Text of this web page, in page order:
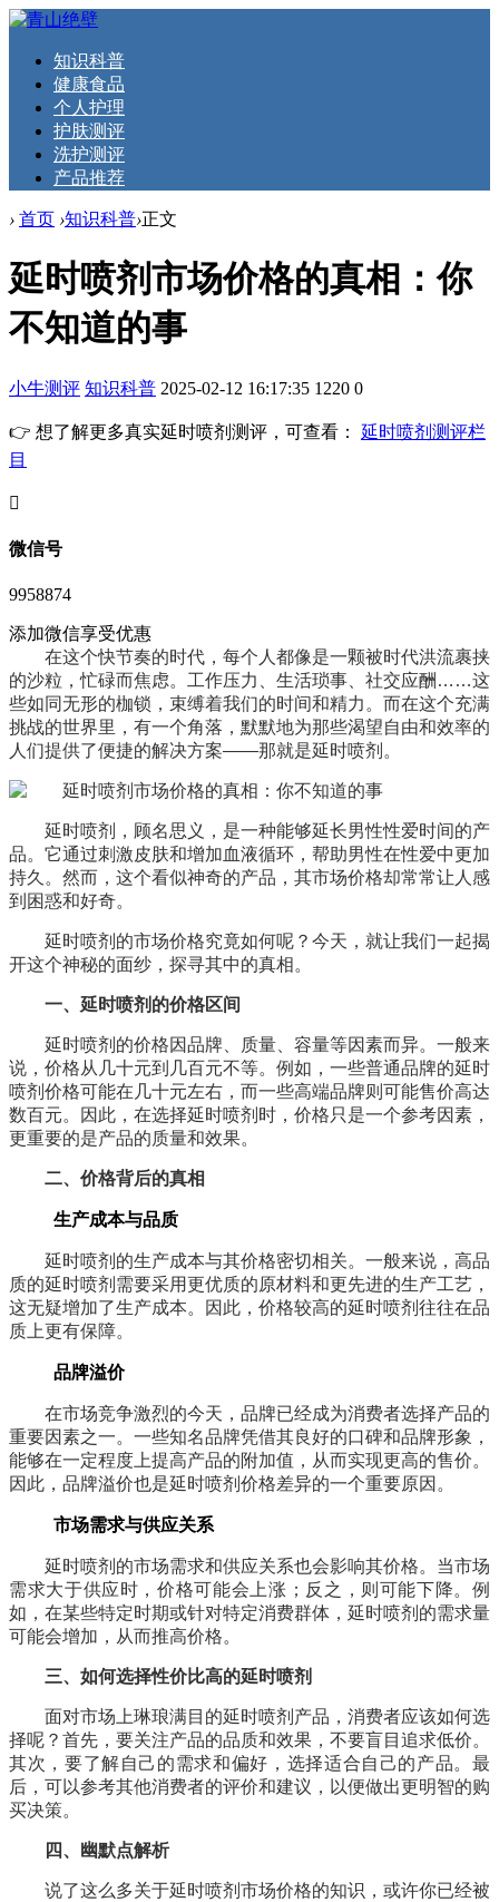
知识科普
健康食品
个人护理
护肤测评
洗护测评
产品推荐
› 首页 ›知识科普›正文
延时喷剂市场价格的真相：你
不知道的事
小牛测评 知识科普 2025-02-12 16:17:35 1220 0
👉 想了解更多真实延时喷剂测评，可查看： 延时喷剂测评栏
目
󦘖
微信号
9958874
添加微信享受优惠
在这个快节奏的时代，每个人都像是一颗被时代洪流裹挟
的沙粒，忙碌而焦虑。工作压力、生活琐事、社交应酬……这
些如同无形的枷锁，束缚着我们的时间和精力。而在这个充满
挑战的世界里，有一个角落，默默地为那些渴望自由和效率的
人们提供了便捷的解决方案——那就是延时喷剂。
延时喷剂，顾名思义，是一种能够延长男性性爱时间的产
品。它通过刺激皮肤和增加血液循环，帮助男性在性爱中更加
持久。然而，这个看似神奇的产品，其市场价格却常常让人感
到困惑和好奇。
延时喷剂的市场价格究竟如何呢？今天，就让我们一起揭
开这个神秘的面纱，探寻其中的真相。
一、延时喷剂的价格区间
延时喷剂的价格因品牌、质量、容量等因素而异。一般来
说，价格从几十元到几百元不等。例如，一些普通品牌的延时
喷剂价格可能在几十元左右，而一些高端品牌则可能售价高达
数百元。因此，在选择延时喷剂时，价格只是一个参考因素，
更重要的是产品的质量和效果。
二、价格背后的真相
生产成本与品质
延时喷剂的生产成本与其价格密切相关。一般来说，高品
质的延时喷剂需要采用更优质的原材料和更先进的生产工艺，
这无疑增加了生产成本。因此，价格较高的延时喷剂往往在品
质上更有保障。
品牌溢价
在市场竞争激烈的今天，品牌已经成为消费者选择产品的
重要因素之一。一些知名品牌凭借其良好的口碑和品牌形象，
能够在一定程度上提高产品的附加值，从而实现更高的售价。
因此，品牌溢价也是延时喷剂价格差异的一个重要原因。
市场需求与供应关系
延时喷剂的市场需求和供应关系也会影响其价格。当市场
需求大于供应时，价格可能会上涨；反之，则可能下降。例
如，在某些特定时期或针对特定消费群体，延时喷剂的需求量
可能会增加，从而推高价格。
三、如何选择性价比高的延时喷剂
面对市场上琳琅满目的延时喷剂产品，消费者应该如何选
择呢？首先，要关注产品的品质和效果，不要盲目追求低价。
其次，要了解自己的需求和偏好，选择适合自己的产品。最
后，可以参考其他消费者的评价和建议，以便做出更明智的购
买决策。
四、幽默点解析
说了这么多关于延时喷剂市场价格的知识，或许你已经被